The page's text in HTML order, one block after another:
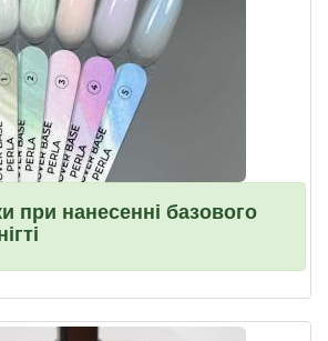
при нанесенні базового